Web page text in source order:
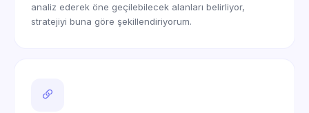
analiz ederek öne geçilebilecek alanları belirliyor,
stratejiyi buna göre şekillendiriyorum.